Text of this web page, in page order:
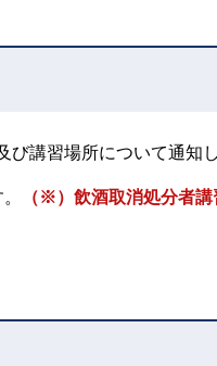
講習場所について通知し
（※）飲酒取消処分者講